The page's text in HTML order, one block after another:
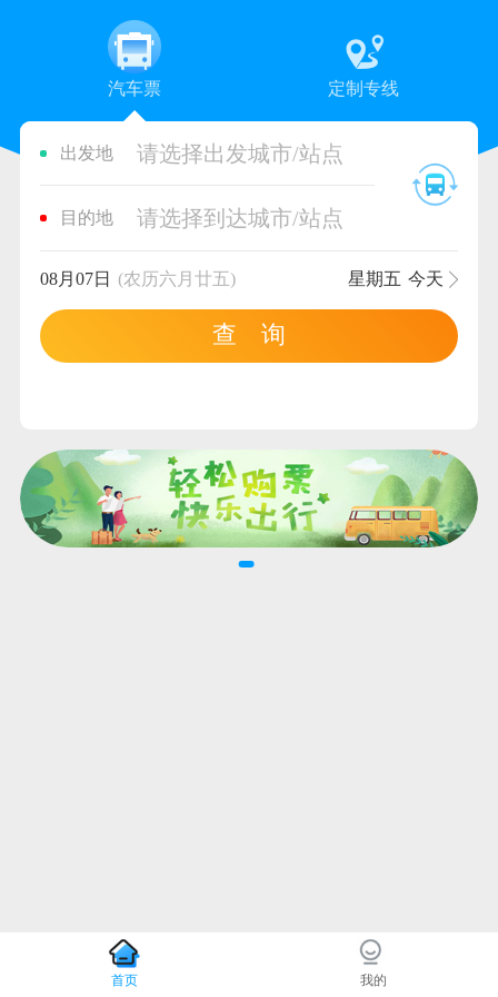
汽车票 定制专线
出发地 请选择出发城市/站点
目的地 请选择到达城市/站点
08月07日 (农历六月廿五) 星期五 今天
查 询
首页 我的